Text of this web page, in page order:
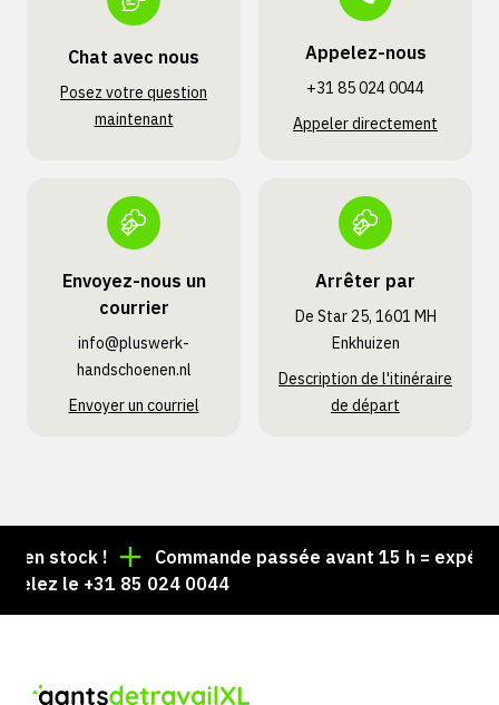
Chat avec nous
Posez votre question
maintenant
Appelez-nous
+31 85 024 0044
Appeler directement
Envoyez-nous un
courrier
info@pluswerk­
handschoenen.nl
Envoyer un courriel
Arrêter par
De Star 25, 1601 MH
Enkhuizen
Description de l'itinéraire
de départ
stock !
Commande passée avant 15 h = expédiée
le +31 85 024 0044